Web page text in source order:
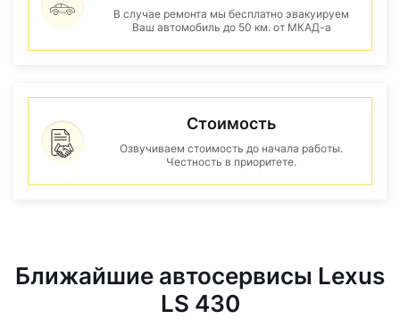
В случае ремонта мы бесплатно эвакуируем
Ваш автомобиль до 50 км. от МКАД-а
Стоимость
Озвучиваем стоимость до начала работы.
Честность в приоритете.
Ближайшие автосервисы Lexus
LS 430